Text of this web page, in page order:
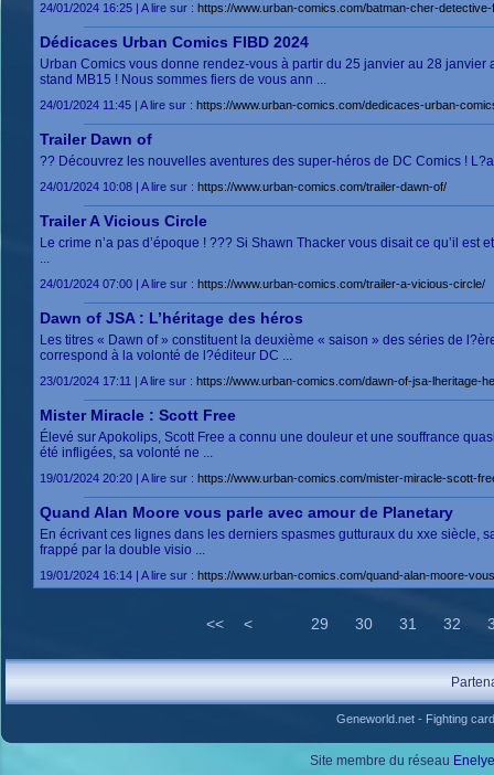
24/01/2024 16:25 | A lire sur : https://www.urban-comics.com/batman-cher-
Dédicaces Urban Comics FIBD 2024
Urban Comics vous donne rendez-vous à partir du 25 janvier au 28
stand MB15 ! Nous sommes fiers de vous ann ...
24/01/2024 11:45 | A lire sur : https://www.urban-comics.com/dedicaces-urban-
Trailer Dawn of
?? Découvrez les nouvelles aventures des super-héros de DC Comics !
24/01/2024 10:08 | A lire sur : https://www.urban-comics.com/trailer-dawn-of/
Trailer A Vicious Circle
Le crime n’a pas d’époque ! ??? Si Shawn Thacker vous disait ce qu’il
...
24/01/2024 07:00 | A lire sur : https://www.urban-comics.com/trailer-a-vicious-circle/
Dawn of JSA : L’héritage des héros
Les titres « Dawn of » constituent la deuxième « saison » des séries de
correspond à la volonté de l?éditeur DC ...
23/01/2024 17:11 | A lire sur : https://www.urban-comics.com/dawn-of-jsa-lheritage-
Mister Miracle : Scott Free
Élevé sur Apokolips, Scott Free a connu une douleur et une souffrance
été infligées, sa volonté ne ...
19/01/2024 20:20 | A lire sur : https://www.urban-comics.com/mister-miracle-scott-
Quand Alan Moore vous parle avec amour de Planetary
En écrivant ces lignes dans les derniers spasmes gutturaux du xxe siècle,
frappé par la double visio ...
19/01/2024 16:14 | A lire sur : https://www.urban-comics.com/quand-alan-moore-
<< < 29 30 31 32
Geneworld.net- Fighting
Site membre du réseau Enelye